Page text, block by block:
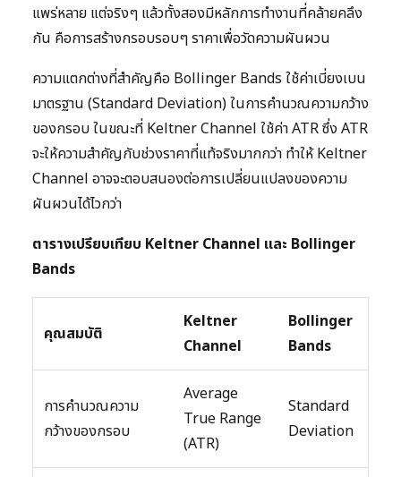
แพร่หลาย แต่จริงๆ แล้วทั้งสองมีหลักการทำงานที่คล้ายคลึง
กัน คือการสร้างกรอบรอบๆ ราคาเพื่อวัดความผันผวน
ความแตกต่างที่สำคัญคือ Bollinger Bands ใช้ค่าเบี่ยงเบน
มาตรฐาน (Standard Deviation) ในการคำนวณความกว้าง
ของกรอบ ในขณะที่ Keltner Channel ใช้ค่า ATR ซึ่ง ATR
จะให้ความสำคัญกับช่วงราคาที่แท้จริงมากกว่า ทำให้ Keltner
Channel อาจจะตอบสนองต่อการเปลี่ยนแปลงของความ
ผันผวนได้ไวกว่า
ตารางเปรียบเทียบ Keltner Channel และ Bollinger
Bands
คุณสมบัติ
Keltner
Channel
Bollinger
Bands
การคำนวณความ
กว้างของกรอบ
Average
True Range
(ATR)
Standard
Deviation